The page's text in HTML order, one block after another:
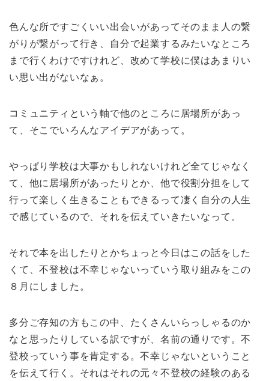
色んな所ですごくいい出会いがあってそのまま人の繋
がりが繋がって行き、自分で起業するみたいなところ
まで行くわけですけれど、改めて学校に僕はあまりい
い思い出がないなぁ。
コミュニティという軸で他のところに居場所があっ
て、そこでいろんなアイデアがあって。
やっぱり学校は大事かもしれないけれど全てじゃなく
て、他に居場所があったりとか、他で役割分担をして
行って楽しく生きることもできるって凄く自分の人生
で感じているので、それを伝えていきたいなって。
それで本を出したりとかちょっと今日はこの話をした
くて、不登校は不幸じゃないっていう取り組みをこの
８月にしました。
多分ご存知の方もこの中、たくさんいらっしゃるのか
なと思ったりしている訳ですが、名前の通りです。不
登校っていう事を肯定する。不幸じゃないということ
を伝えて行く。それはそれの元々不登校の経験のある